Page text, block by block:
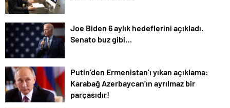
Joe Biden 6 aylık hedeflerini açıkladı.
Senato buz gibi…
Putin’den Ermenistan’ı yıkan açıklama:
Karabağ Azerbaycan’ın ayrılmaz bir
parçasıdır!